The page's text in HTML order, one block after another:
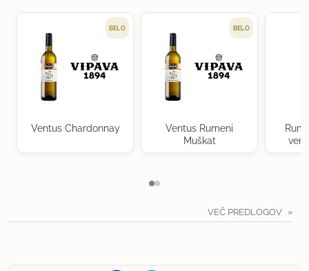
BELO
Ventus Chardonnay
BELO
Ventus Rumeni
Muškat
VEČ PREDLOGOV